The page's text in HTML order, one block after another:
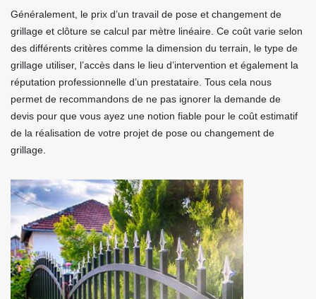
Généralement, le prix d’un travail de pose et changement de
grillage et clôture se calcul par mètre linéaire. Ce coût varie selon
des différents critères comme la dimension du terrain, le type de
grillage utiliser, l’accès dans le lieu d’intervention et également la
réputation professionnelle d’un prestataire. Tous cela nous
permet de recommandons de ne pas ignorer la demande de
devis pour que vous ayez une notion fiable pour le coût estimatif
de la réalisation de votre projet de pose ou changement de
grillage.